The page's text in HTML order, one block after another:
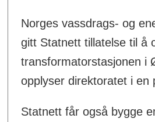
Norges vassdrags- og
gitt Statnett tillatelse til å
transformatorstasjonen i
opplyser direktoratet i en
Statnett får også bygge